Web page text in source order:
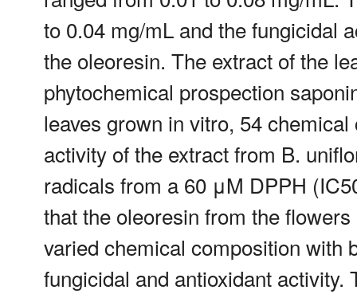
to 0.04 mg/mL and the fungicidal
the oleoresin. The extract of the
phytochemical prospection
leaves grown in vitro, 54
activity of the extract from B.
radicals from a 60 μM DPPH
that the oleoresin from the
varied chemical composition with
fungicidal and antioxidant